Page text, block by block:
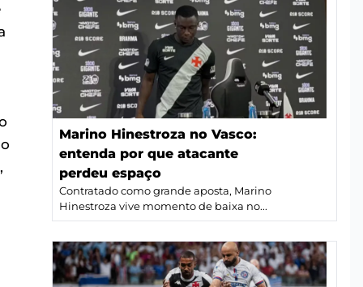
Marino Hinestroza no Vasco:
entenda por que atacante
perdeu espaço
Contratado como grande aposta, Marino
Hinestroza vive momento de baixa no...